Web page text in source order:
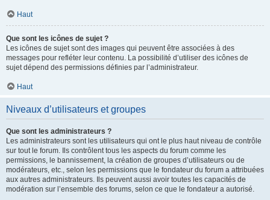
Haut
Que sont les icônes de sujet ?
Les icônes de sujet sont des images qui peuvent être associées à des
messages pour refléter leur contenu. La possibilité d’utiliser des icônes de
sujet dépend des permissions définies par l’administrateur.
Haut
Niveaux d’utilisateurs et groupes
Que sont les administrateurs ?
Les administrateurs sont les utilisateurs qui ont le plus haut niveau de contrôle
sur tout le forum. Ils contrôlent tous les aspects du forum comme les
permissions, le bannissement, la création de groupes d’utilisateurs ou de
modérateurs, etc., selon les permissions que le fondateur du forum a attribuées
aux autres administrateurs. Ils peuvent aussi avoir toutes les capacités de
modération sur l’ensemble des forums, selon ce que le fondateur a autorisé.